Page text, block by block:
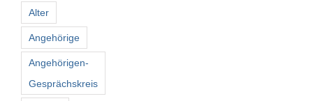
Suche
nach:
Alter
Angehörige
Angehörigen-
Gesprächskreis